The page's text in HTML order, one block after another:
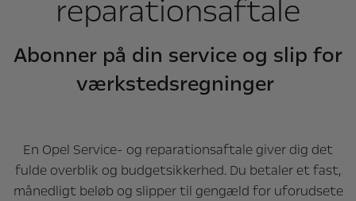
reparationsaftale
Abonner på din service og slip for
værkstedsregninger
En Opel Service- og reparationsaftale giver dig det
fulde overblik og budgetsikkerhed. Du betaler et fast,
månedligt beløb og slipper til gengæld for uforudsete